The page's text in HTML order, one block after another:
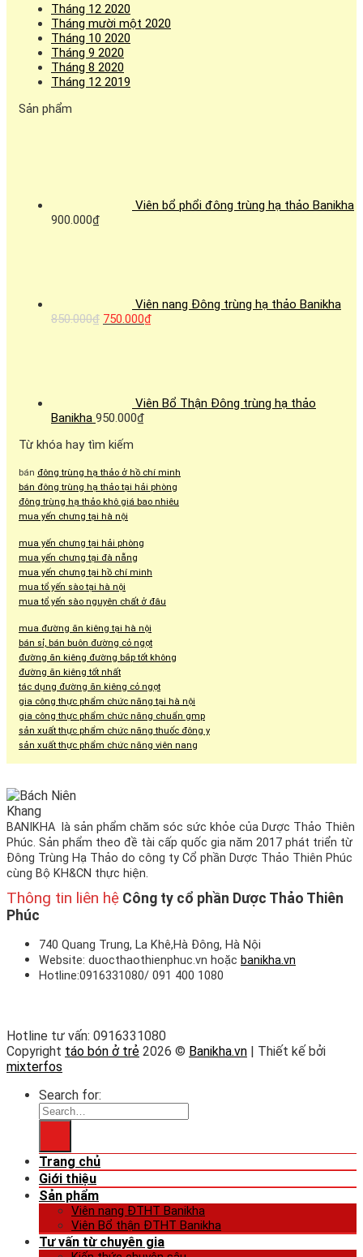
Tháng 12 2020
Tháng mười một 2020
Tháng 10 2020
Tháng 9 2020
Tháng 8 2020
Tháng 12 2019
Sản phẩm
Viên bổ phổi đông trùng hạ thảo Banikha
900.000₫
Viên nang Đông trùng hạ thảo Banikha
850.000₫ 750.000₫
Viên Bổ Thận Đông trùng hạ thảo
Banikha 950.000₫
Từ khóa hay tìm kiếm
bán đông trùng hạ thảo ở hồ chí minh
bán đông trùng hạ thảo tại hải phòng
đông trùng hạ thảo khô giá bao nhiêu
mua yến chưng tại hà nội
mua yến chưng tại hải phòng
mua yến chưng tại đà nẵng
mua yến chưng tại hồ chí minh
mua tổ yến sào tại hà nội
mua tổ yến sào nguyên chất ở đâu
mua đường ăn kiêng tại hà nội
bán sỉ, bán buôn đường cỏ ngọt
đường ăn kiêng đường bắp tốt không
đường ăn kiêng tốt nhất
tác dụng đường ăn kiêng cỏ ngọt
gia công thực phẩm chức năng tại hà nội
gia công thực phẩm chức năng chuẩn gmp
sản xuất thực phẩm chức năng thuốc đông y
sản xuất thực phẩm chức năng viên nang
BANIKHA là sản phẩm chăm sóc sức khỏe của Dược Thảo Thiên
Phúc. Sản phẩm theo đề tài cấp quốc gia năm 2017 phát triển từ
Đông Trùng Hạ Thảo do công ty Cổ phần Dược Thảo Thiên Phúc
cùng Bộ KH&CN thực hiện.
Thông tin liên hệ Công ty cổ phần Dược Thảo Thiên
Phúc
740 Quang Trung, La Khê,Hà Đông, Hà Nội
Website: duocthaothienphuc.vn hoặc banikha.vn
Hotline:0916331080/ 091 400 1080
Hotline tư vấn: 0916331080
Copyright táo bón ở trẻ 2026 © Banikha.vn | Thiết kế bởi
mixterfos
Search for:
Trang chủ
Giới thiệu
Sản phẩm
Viên nang ĐTHT Banikha
Viên Bổ thận ĐTHT Banikha
Tư vấn từ chuyên gia